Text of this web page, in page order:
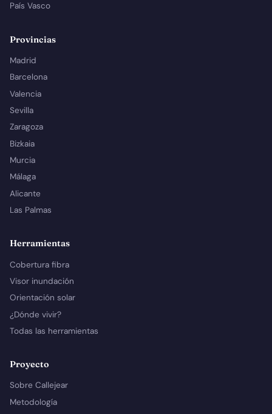
País Vasco
Provincias
Madrid
Barcelona
Valencia
Sevilla
Zaragoza
Bizkaia
Murcia
Málaga
Alicante
Las Palmas
Herramientas
Cobertura fibra
Visor inundación
Orientación solar
¿Dónde vivir?
Todas las herramientas
Proyecto
Sobre Callejear
Metodología